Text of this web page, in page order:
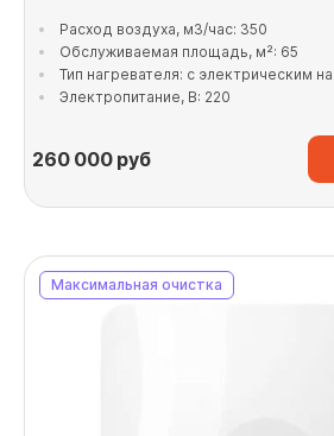
Расход воздуха, м3/час: 350
Обслуживаемая площадь, м²: 65
Тип нагревателя: с электрическим
Электропитание, В: 220
260 000руб
Максимальная очистка